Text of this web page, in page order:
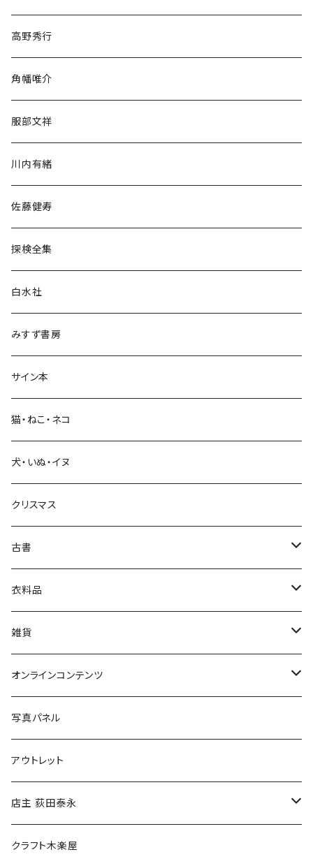
随筆・ノンフィクション・その他
民族・風習
言語・ことば
生活・暮らし
芸術・絵画・写真
絵本・児童書
娯楽・エンターテインメント
高野秀行
角幡唯介
服部文祥
川内有緒
佐藤健寿
探検全集
白水社
みすず書房
サイン本
猫・ねこ・ネコ
犬・いぬ・イヌ
クリスマス
古書
古書セット
美術
衣料品
POLEWARDS
Tシャツ
雑貨
バッグ
ブックカバー
マグカップ
傘
食料品
オンラインコンテンツ
冒険クロストーク
写真パネル
アウトレット
店主 荻田泰永
書籍
クラフト木楽屋